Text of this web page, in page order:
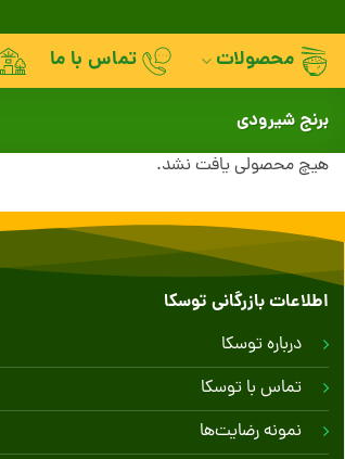
to
contentمحصولات تماس با ما
برنج شیرودی
هیچ محصولی یافت نشد.
اطلاعات بازرگانی توسکا
درباره توسکا
تماس با توسکا
نمونه رضایت‌ها